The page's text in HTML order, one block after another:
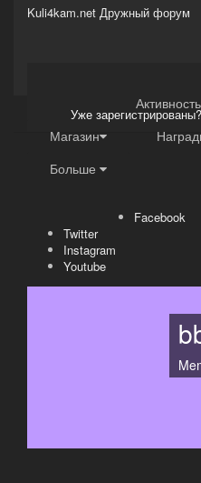
Kuli4kam.net Дружный форум
Активность
Магазин
Больше
Уже
Facebook
Twitter
Instagram
Youtube